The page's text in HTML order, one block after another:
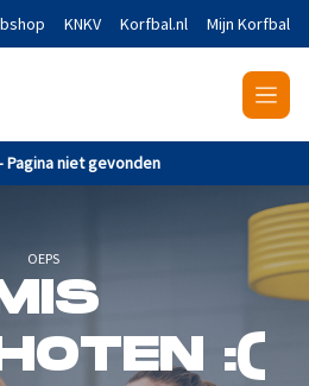
KNKV Korfbal.nl Mijn Korfbal
Pagina niet gevonden
OEPS
:(